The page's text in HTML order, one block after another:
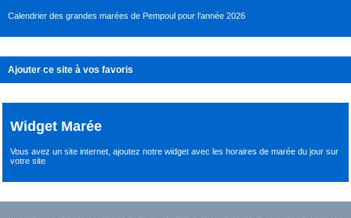
Calendrier des grandes marées de Pempoul pour l’année 2026
Ajouter ce site à vos favoris
Widget Marée
Vous avez un site internet,ajoutez notre widget avec les horaires de marée du joursur
votre site